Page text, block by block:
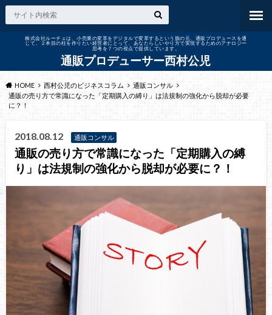
株式会社ルーチェは、小売業の変革をデジタルで変革するという旗の元、通販プロデュースを通
じて、２本目の柱を作りたい経営者にとって、あなたらしいやり方で実現するためのアナロジー
思考を７つの視点で提供しています。
通販プロデューサー西村公児
HOME 西村公児のビジネスコラム
通販コンサル
通販の売り方で常識になった「定期購入の縛り」は法規制の強化から脱却が必要
に？！
2018.08.12 通販コンサル
通販の売り方で常識になった「定期購入の縛
り」は法規制の強化から脱却が必要に？！